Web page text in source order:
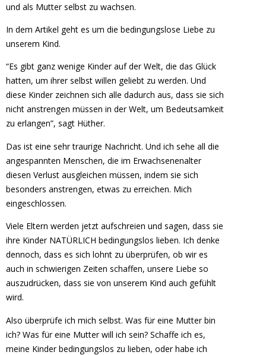
und als Mutter selbst zu wachsen.
In dem Artikel geht es um die bedingungslose Liebe zu
unserem Kind.
“Es gibt ganz wenige Kinder auf der Welt, die das Glück
hatten, um ihrer selbst willen geliebt zu werden. Und
diese Kinder zeichnen sich alle dadurch aus, dass sie sich
nicht anstrengen müssen in der Welt, um Bedeutsamkeit
zu erlangen”, sagt Hüther.
Das ist eine sehr traurige Nachricht. Und ich sehe all die
angespannten Menschen, die im Erwachsenenalter
diesen Verlust ausgleichen müssen, indem sie sich
besonders anstrengen, etwas zu erreichen. Mich
eingeschlossen.
Viele Eltern werden jetzt aufschreien und sagen, dass sie
ihre Kinder NATÜRLICH bedingungslos lieben. Ich denke
dennoch, dass es sich lohnt zu überprüfen, ob wir es
auch in schwierigen Zeiten schaffen, unsere Liebe so
auszudrücken, dass sie von unserem Kind auch gefühlt
wird.
Also überprüfe ich mich selbst. Was für eine Mutter bin
ich? Was für eine Mutter will ich sein? Schaffe ich es,
meine Kinder bedingungslos zu lieben, oder habe ich